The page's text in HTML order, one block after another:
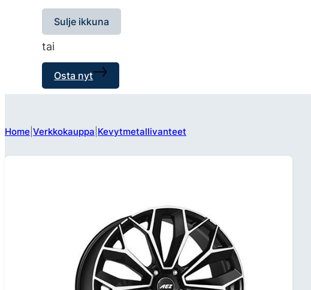
Sulje ikkuna
tai
Osta nyt
Home Verkkokauppa Kevytmetallivanteet